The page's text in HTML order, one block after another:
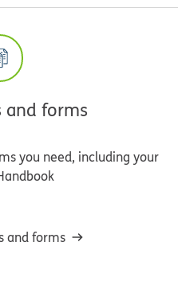
and forms
you need, including your
and forms